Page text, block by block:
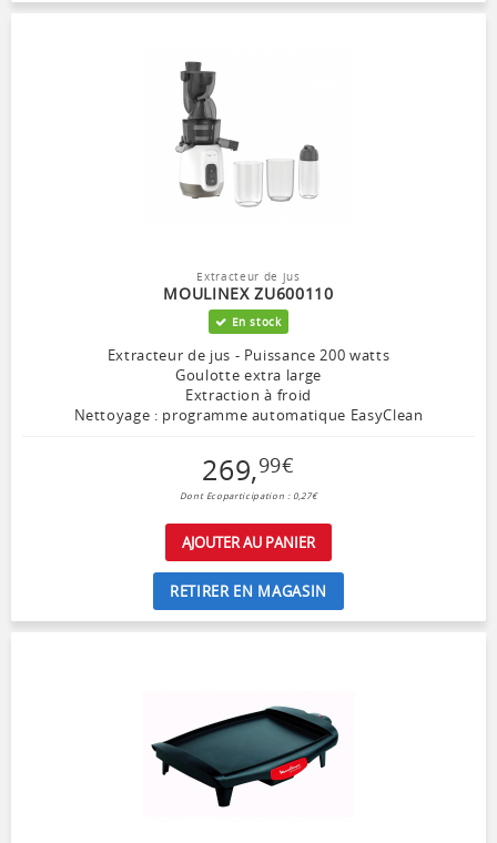
Extracteur de jus
MOULINEX ZU600110
En stock
Extracteur de jus - Puissance 200 watts
Goulotte extra large
Extraction à froid
Nettoyage : programme automatique EasyClean
269,99€
Dont Ecoparticipation : 0,27€
AJOUTER AU PANIER
RETIRER EN MAGASIN